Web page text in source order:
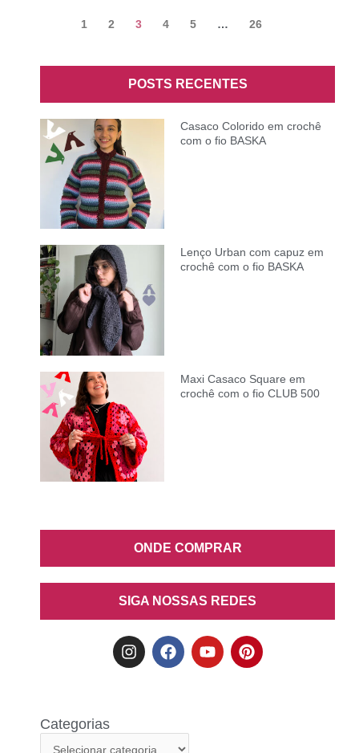
1 2 3 4 5 … 26
POSTS RECENTES
Casaco Colorido em crochê
com o fio BASKA
Lenço Urban com capuz em
crochê com o fio BASKA
Maxi Casaco Square em
crochê com o fio CLUB 500
ONDE COMPRAR
SIGA NOSSAS REDES
Categorias